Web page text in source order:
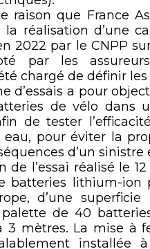
raison que France
réalisation d’une
2022 par le CNPP
par les
chargé de définir
d’essais a pour
de vélo dans
de tester
pour éviter la
d’un
de l’essai réalisé le
batteries lithium-ion
d’une
de 40
3 mètres. La mise à
installée